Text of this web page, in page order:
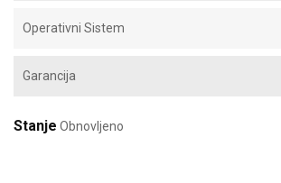
Operativni Sistem
Garancija
Stanje Obnovljeno